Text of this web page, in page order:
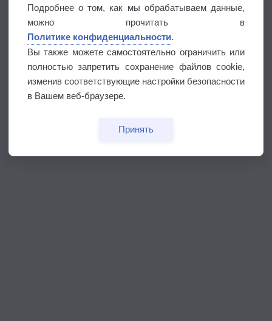
Подробнее о том, как мы обрабатываем данные,
можно прочитать в
Политике конфиденциальности.
Вы также можете самостоятельно ограничить или
полностью запретить сохранение файлов cookie,
изменив соответствующие настройки безопасности
в Вашем веб-браузере.
Принять